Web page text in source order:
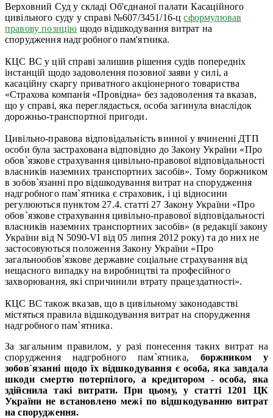
Верховний Суд у складі Об'єднаної палати Касаційного
цивільного суду у справі №607/3451/16-цсформулював
правову позицію щодо відшкодування витрат на
спорудження надгробного пам'ятника.
КЦС ВС у цій справі залишив рішення судів попередніх
інстанцій щодо задоволення позовної заяви у силі, а
касаційну скаргу приватного акціонерного товариства
«Страхова компанія «Провідна» без задоволення та вказав,
що у справі, яка переглядається, особа загинула внаслідок
дорожньо-транспортної пригоди.
Цивільно-правова відповідальність винної у вчиненні ДТП
особи була застрахована відповідно до Закону України «Про
обов`язкове страхування цивільно-правової відповідальності
власників наземних транспортних засобів». Тому боржником
в зобов`язанні про відшкодування витрат на спорудження
надгробного пам`ятника є страховик, і ці відносини
регулюються пунктом 27.4. статті 27 Закону України «Про
обов`язкове страхування цивільно-правової відповідальності
власників наземних транспортних засобів» (в редакції закону
України від N 5090-VI від 05 липня 2012 року) та до них не
застосовуються положення Закону України «Про
загальнообов`язкове державне соціальне страхування від
нещасного випадку на виробництві та професійного
захворювання, які спричинили втрату працездатності».
КЦС ВС також вказав, що в цивільному законодавстві
містяться правила відшкодування витрат на спорудження
надгробного пам`ятника.
За загальним правилом, у разі понесення таких витрат на
спорудження надгробного пам`ятника, боржником у
зобов`язанні щодо їх відшкодування є особа, яка завдала
шкоди смертю потерпілого, а кредитором - особа, яка
здійснила такі витрати. При цьому, у статті 1201 ЦК
України не встановлено межі по відшкодуванню витрат
на спорудження.